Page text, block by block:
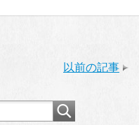
以前の記事